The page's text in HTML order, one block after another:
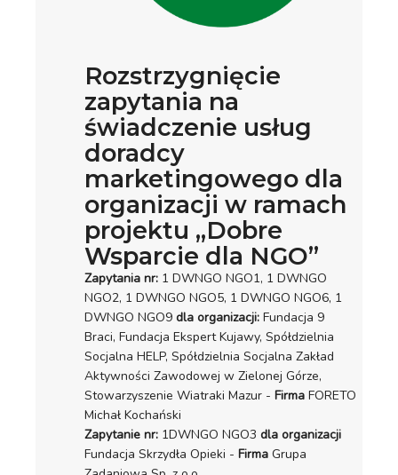
Rozstrzygnięcie
zapytania na
świadczenie usług
doradcy
marketingowego dla
organizacji w ramach
projektu „Dobre
Wsparcie dla NGO”
Zapytania nr: 1 DWNGO NGO1, 1 DWNGO
NGO2, 1 DWNGO NGO5, 1 DWNGO NGO6, 1
DWNGO NGO9 dla organizacji: Fundacja 9
Braci, Fundacja Ekspert Kujawy, Spółdzielnia
Socjalna HELP, Spółdzielnia Socjalna Zakład
Aktywności Zawodowej w Zielonej Górze,
Stowarzyszenie Wiatraki Mazur - Firma FORETO
Michał Kochański
Zapytanie nr: 1DWNGO NGO3 dla organizacji
Fundacja Skrzydła Opieki - Firma Grupa